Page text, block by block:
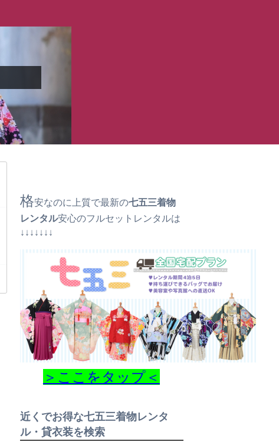
格安なのに上質で最新の七五三着物
レンタル安心のフルセットレンタルは
↓↓↓↓↓↓↓
＞ここをタップ＜
近くでお得な七五三着物レンタ
ル・貸衣装を検索